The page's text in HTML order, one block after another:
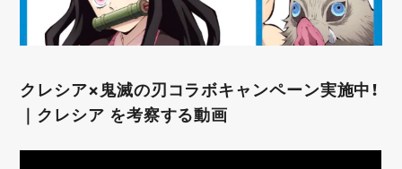
クレシア×鬼滅の刃コラボキャンペーン実施中！
｜クレシア を考察する動画